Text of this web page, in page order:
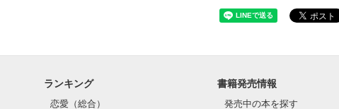
ランキング
恋愛（総合）
書籍発売情報
発売中の本を探す